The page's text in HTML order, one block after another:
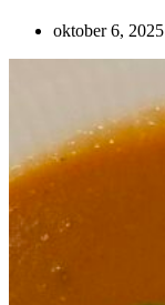
oktober 6, 2025